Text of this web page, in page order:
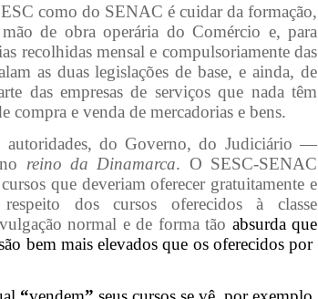
como do SENAC é cuidar da formação,
de obra operária do Comércio e, para
recolhidas mensal e compulsoriamente das
as duas legislações de base, e ainda, de
das empresas de serviços que nada têm
compra e venda de mercadorias e bens.
do Governo, do Judiciário —
reino da Dinamarca. O SESC-SENAC
que deveriam oferecer gratuitamente e
dos cursos oferecidos à classe
normal e de forma tão absurda que
bem mais elevados que os oferecidos por